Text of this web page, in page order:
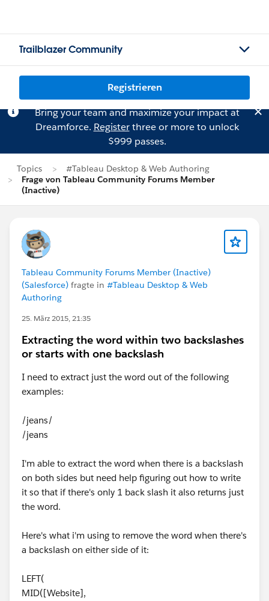
Trailblazer Community
Registrieren
Bring your team and maximize your impact at
Dreamforce. Registerthree or more to unlock
$999 passes.
Topics
#Tableau Desktop & Web Authoring
Frage von Tableau Community Forums Member
(Inactive)
Tableau Community Forums Member (Inactive)
(Salesforce) fragte in #Tableau Desktop & Web
Authoring
25. März 2015, 21:35
Extracting the word within two backslashes
or starts with one backslash
I need to extract just the word out of the following
examples:
/jeans/
/jeans
I'm able to extract the word when there is a backslash
on both sides but need help figuring out how to write
it so that if there's only 1 back slash it also returns just
the word.
Here's what i'm using to remove the word when there's
a backslash on either side of it:
LEFT(
MID([Website],